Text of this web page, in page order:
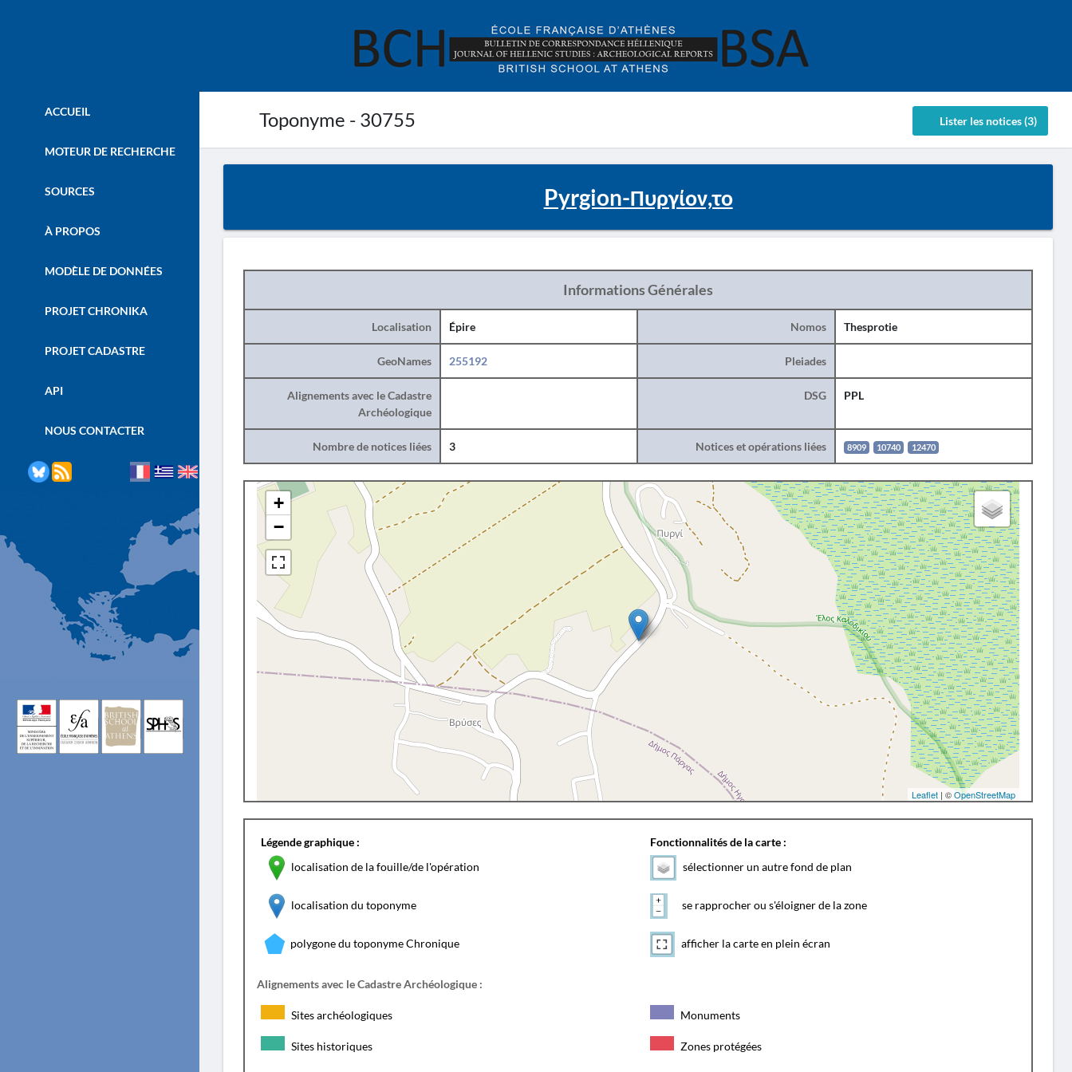
Toponyme - 30755 Lister les notices (3)
ACCUEIL
MOTEUR DE RECHERCHE
SOURCES
À PROPOS
MODÈLE DE DONNÉES
PROJET CHRONIKA
PROJET CADASTRE
API
NOUS CONTACTER
Pyrgion-Πυργίον,το
Informations Générales
Localisation Épire Nomos Thesprotie
GeoNames 255192 Pleiades
Alignements avec le Cadastre
Archéologique
DSG PPL
Nombre de notices liées 3 Notices et opérations liées 8909 10740 12470
+
−
Leaflet | ©OpenStreetMap
Légende graphique :
localisation de la fouille/de l'opération
localisation du toponyme
polygone du toponyme Chronique
Fonctionnalités de la carte :
sélectionner un autre fond de plan
se rapprocher ou s'éloigner de la zone
afficher la carte en plein écran
Alignements avec le Cadastre Archéologique :
Sites archéologiques Monuments
Sites historiques Zones protégées